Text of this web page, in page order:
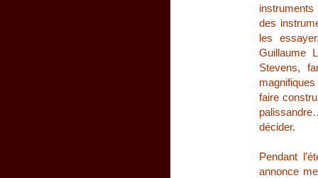
des
les
Guillaume
Stevens,
faire
décider.
Pendant
annonce